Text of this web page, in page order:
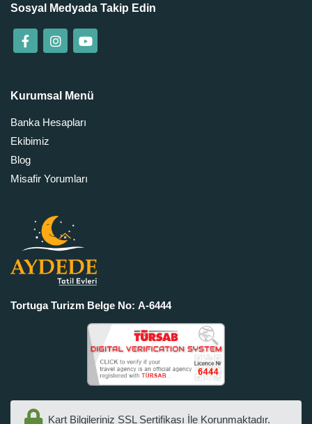
Sosyal Medyada Takip Edin
Kurumsal Menü
Banka Hesapları
Ekibimiz
Blog
Misafir Yorumları
Tortuga Turizm Belge No: A-6444
Kart Bilgileriniz SSL Sertifikası İle Korunmaktadır.